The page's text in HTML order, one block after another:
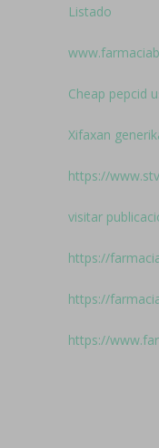
Listado
Cheap pepcid
Xifaxan
https://
visitar
https://
https://
https://